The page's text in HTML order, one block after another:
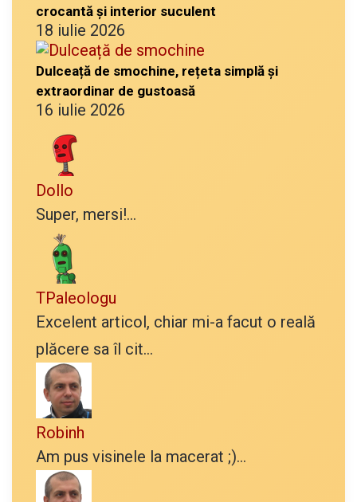
crocantă și interior suculent
18 iulie 2026
Dulceață de smochine, rețeta simplă și
extraordinar de gustoasă
16 iulie 2026
Dollo
Super, mersi!...
TPaleologu
Excelent articol, chiar mi-a facut o reală
plăcere sa îl cit...
Robinh
Am pus visinele la macerat ;)...